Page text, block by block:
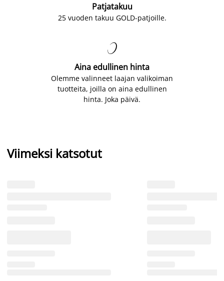
Patjatakuu
25 vuoden takuu GOLD-patjoille.

Aina edullinen hinta
Olemme valinneet laajan valikoiman
tuotteita, joilla on aina edullinen
hinta. Joka päivä.
Viimeksi katsotut